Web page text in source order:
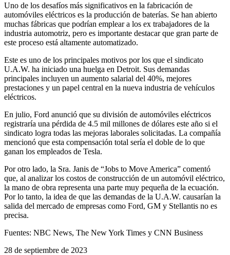
Uno de los desafíos más significativos en la fabricación de
automóviles eléctricos es la producción de baterías. Se han abierto
muchas fábricas que podrían emplear a los ex trabajadores de la
industria automotriz, pero es importante destacar que gran parte de
este proceso está altamente automatizado.
Este es uno de los principales motivos por los que el sindicato
U.A.W. ha iniciado una huelga en Detroit. Sus demandas
principales incluyen un aumento salarial del 40%, mejores
prestaciones y un papel central en la nueva industria de vehículos
eléctricos.
En julio, Ford anunció que su división de automóviles eléctricos
registraría una pérdida de 4.5 mil millones de dólares este año si el
sindicato logra todas las mejoras laborales solicitadas. La compañía
mencionó que esta compensación total sería el doble de lo que
ganan los empleados de Tesla.
Por otro lado, la Sra. Janis de “Jobs to Move America” comentó
que, al analizar los costos de construcción de un automóvil eléctrico,
la mano de obra representa una parte muy pequeña de la ecuación.
Por lo tanto, la idea de que las demandas de la U.A.W. causarían la
salida del mercado de empresas como Ford, GM y Stellantis no es
precisa.
Fuentes: NBC News, The New York Times y CNN Business
28 de septiembre de 2023